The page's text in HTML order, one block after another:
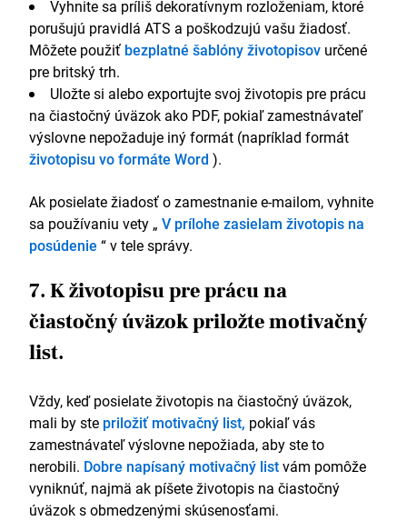
Vyhnite sa príliš dekoratívnym rozloženiam, ktoré
porušujú pravidlá ATS a poškodzujú vašu žiadosť.
Môžete použiť bezplatné šablóny životopisov určené
pre britský trh.
Uložte si alebo exportujte svoj životopis pre prácu
na čiastočný úväzok ako PDF, pokiaľ zamestnávateľ
výslovne nepožaduje iný formát (napríklad formát
životopisu vo formáte Word ).
Ak posielate žiadosť o zamestnanie e-mailom, vyhnite
sa používaniu vety „ V prílohe zasielam životopis na
posúdenie “ v tele správy.
7. K životopisu pre prácu na
čiastočný úväzok priložte motivačný
list.
Vždy, keď posielate životopis na čiastočný úväzok,
mali by ste priložiť motivačný list, pokiaľ vás
zamestnávateľ výslovne nepožiada, aby ste to
nerobili. Dobre napísaný motivačný listvám pomôže
vyniknúť, najmä ak píšete životopis na čiastočný
úväzok s obmedzenými skúsenosťami.